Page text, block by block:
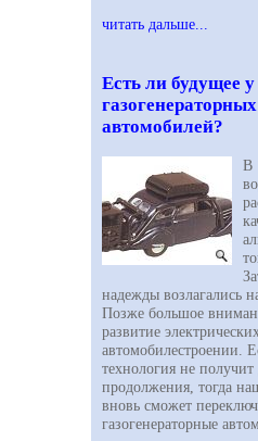
читать дальше...
Есть ли будущее у
газогенераторных
автомобилей?
В
надежды возлагались
Позже большое
развитие
автомобилестроении.
технология не
продолжения, тогда
вновь сможет
газогенераторные